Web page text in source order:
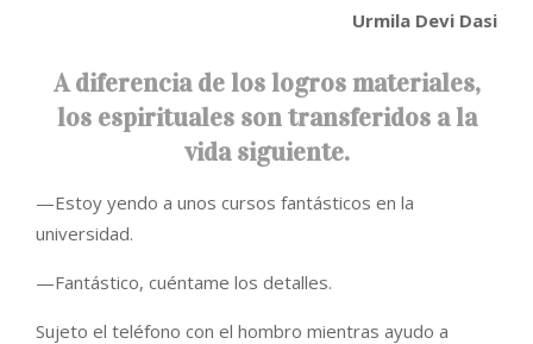
Urmila Devi Dasi
A diferencia de los logros materiales,
los espirituales son transferidos a la
vida siguiente.
—Estoy yendo a unos cursos fantásticos en la
universidad.
—Fantástico, cuéntame los detalles.
Sujeto el teléfono con el hombro mientras ayudo a